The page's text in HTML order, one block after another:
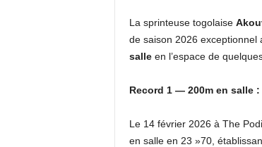
La sprinteuse togolaise
de saison 2026 exceptionnel
salleen l’espace de
Record 1 — 200m en salle :
Le 14 février 2026 à The
en salle en 23 »70,